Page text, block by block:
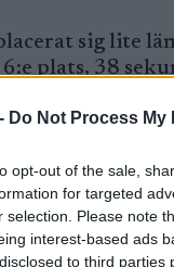
Do Not Process
opt-out of the sale,
for targeted
selection. Please note
interest-based ads
to third
sig lite
plats, 38
på en
en 9:e plats,
ligger